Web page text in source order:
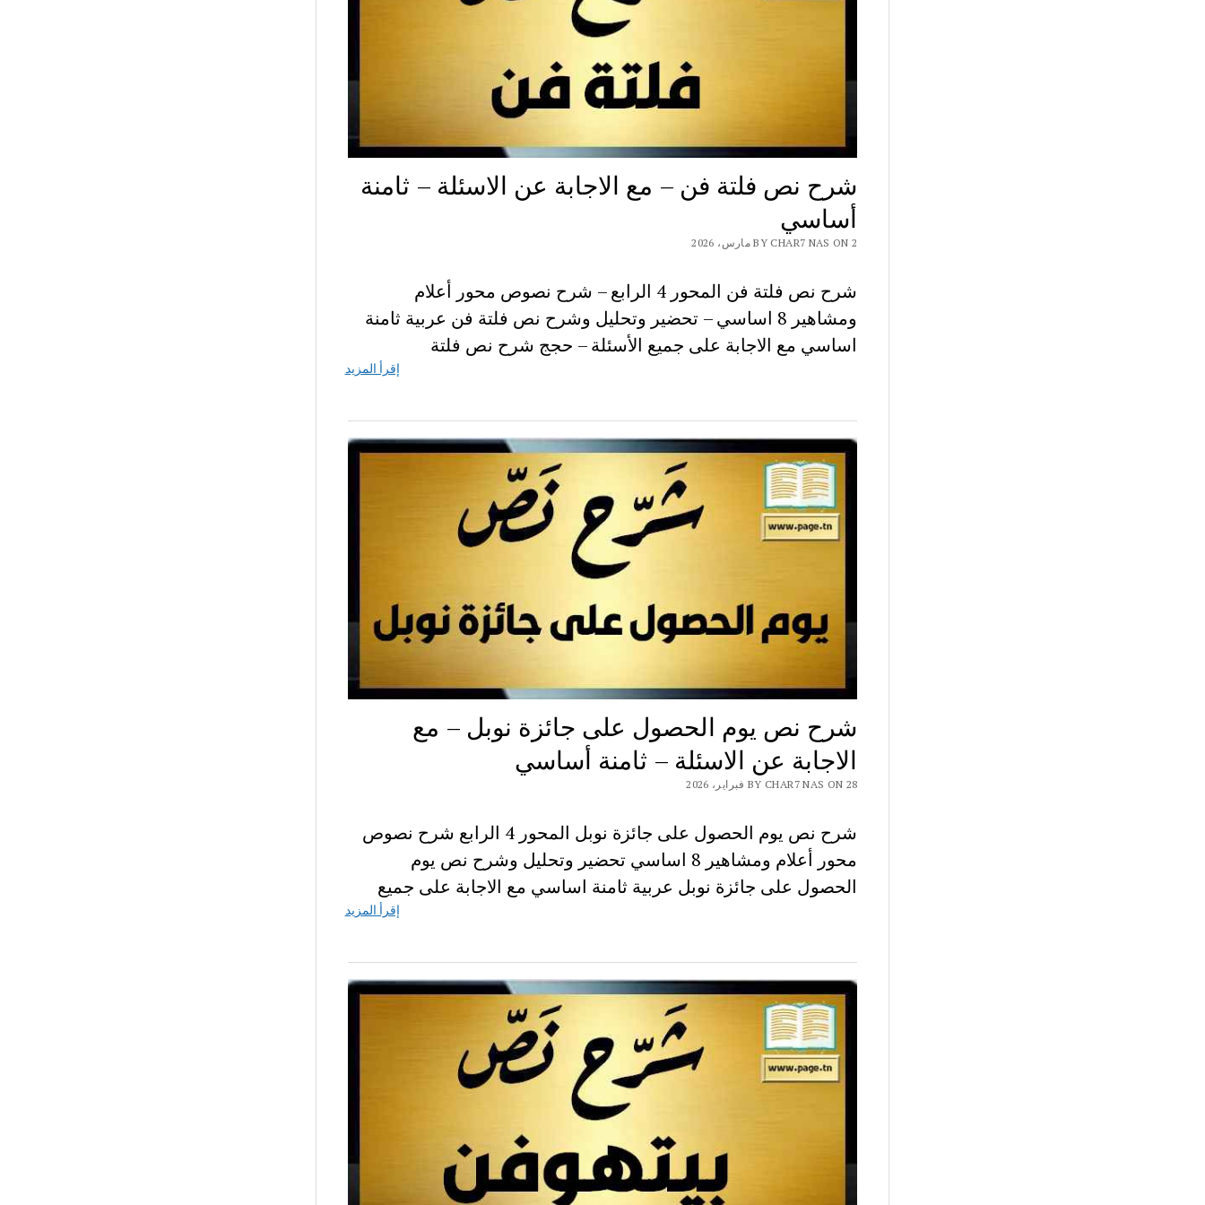
شرح نص فلتة فن – مع الاجابة عن الاسئلة – ثامنة
أساسي
BY CHAR7 NAS ON 2 مارس، 2026
شرح نص فلتة فن المحور 4 الرابع – شرح نصوص محور أعلام
ومشاهير 8 اساسي – تحضير وتحليل وشرح نص فلتة فن عربية ثامنة
اساسي مع الاجابة على جميع الأسئلة – حجج شرح نص فلتة
إقرأ المزيد
شرح نص يوم الحصول على جائزة نوبل – مع
الاجابة عن الاسئلة – ثامنة أساسي
BY CHAR7 NAS ON 28 فبراير، 2026
شرح نص يوم الحصول على جائزة نوبل المحور 4 الرابع شرح نصوص
محور أعلام ومشاهير 8 اساسي تحضير وتحليل وشرح نص يوم
الحصول على جائزة نوبل عربية ثامنة اساسي مع الاجابة على جميع
إقرأ المزيد